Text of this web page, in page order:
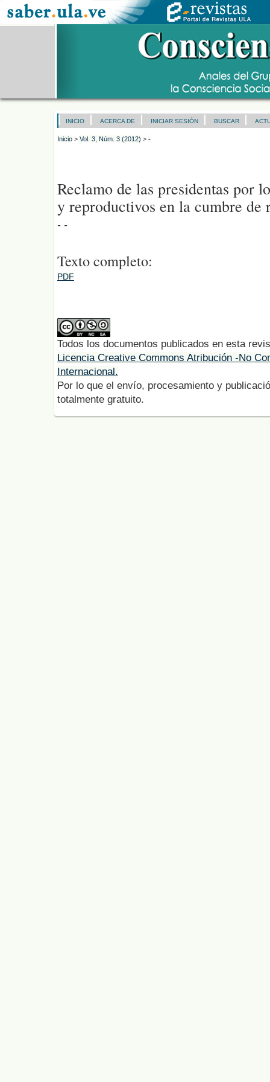
INICIO ACERCA DE INICIAR SESIÓN BUSCAR
Inicio > Vol. 3, Núm. 3 (2012) > -
Reclamo de las presidentas por
y reproductivos en la cumbre de
- -
Texto completo:
PDF
Todos los documentos publicados en esta
Licencia Creative Commons Atribución -No
Internacional.
Por lo que el envío, procesamiento y
totalmente gratuito.